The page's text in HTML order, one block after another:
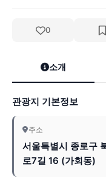
0
소개
관광지 기본정보
주소
서울특별시 종로구
로7길 16 (가회동)